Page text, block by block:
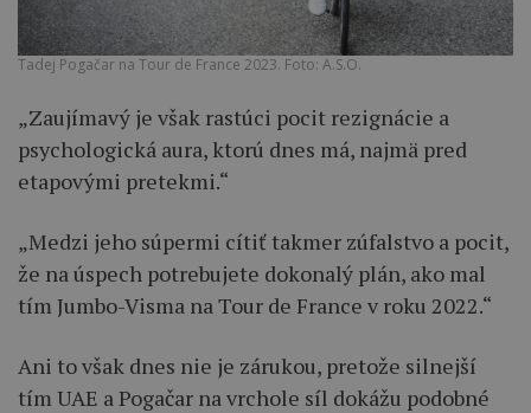
Tadej Pogačar na Tour de France 2023. Foto: A.S.O.
„Zaujímavý je však rastúci pocit rezignácie a
psychologická aura, ktorú dnes má, najmä pred
etapovými pretekmi.“
„Medzi jeho súpermi cítiť takmer zúfalstvo a pocit,
že na úspech potrebujete dokonalý plán, ako mal
tím Jumbo-Visma na Tour de France v roku 2022.“
Ani to však dnes nie je zárukou, pretože silnejší
tím UAE a Pogačar na vrchole síl dokážu podobné